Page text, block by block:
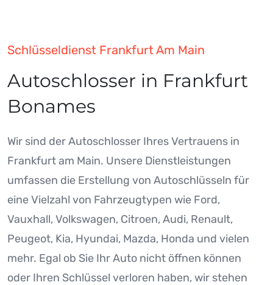
Schlüsseldienst Frankfurt Am Main
Autoschlosser in Frankfurt
Bonames
Wir sind der Autoschlosser Ihres Vertrauens in
Frankfurt am Main. Unsere Dienstleistungen
umfassen die Erstellung von Autoschlüsseln für
eine Vielzahl von Fahrzeugtypen wie Ford,
Vauxhall, Volkswagen, Citroen, Audi, Renault,
Peugeot, Kia, Hyundai, Mazda, Honda und vielen
mehr. Egal ob Sie Ihr Auto nicht öffnen können
oder Ihren Schlüssel verloren haben, wir stehen